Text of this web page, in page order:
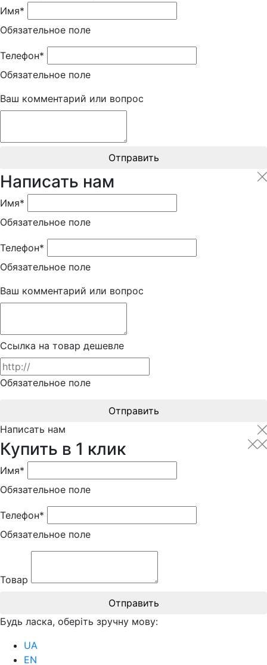
Имя*
Обязательное поле
Телефон*
Обязательное поле
Ваш комментарий или вопрос
Отправить
Написать нам
Имя*
Обязательное поле
Телефон*
Обязательное поле
Ваш комментарий или вопрос
Ссылка на товар дешевле
Обязательное поле
Отправить
Написать нам
Купить в 1 клик
Имя*
Обязательное поле
Телефон*
Обязательное поле
Товар
Отправить
Будь ласка, оберіть зручну мову:
UA
EN